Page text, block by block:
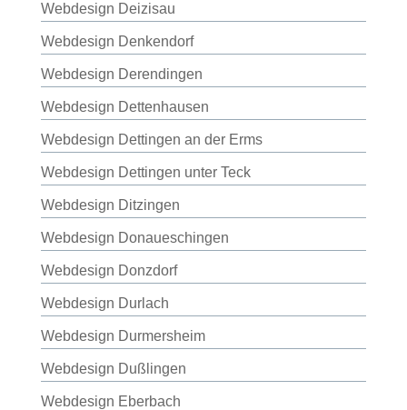
Webdesign Deizisau
Webdesign Denkendorf
Webdesign Derendingen
Webdesign Dettenhausen
Webdesign Dettingen an der Erms
Webdesign Dettingen unter Teck
Webdesign Ditzingen
Webdesign Donaueschingen
Webdesign Donzdorf
Webdesign Durlach
Webdesign Durmersheim
Webdesign Dußlingen
Webdesign Eberbach